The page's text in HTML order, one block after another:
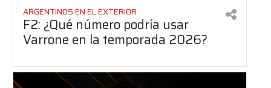
ARGENTINOS EN EL EXTERIOR
F2: ¿Qué número podría usar
Varrone en la temporada 2026?